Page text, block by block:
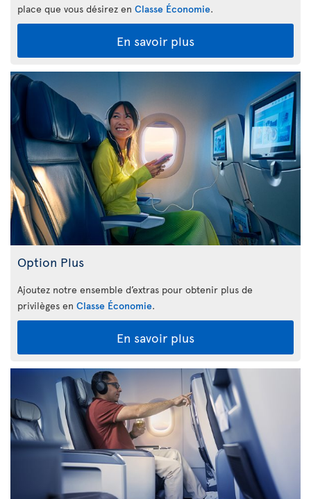
place que vous désirez en Classe Économie.
En savoir plus
Option Plus
Ajoutez notre ensemble d’extras pour obtenir plus de
privilèges en Classe Économie.
En savoir plus